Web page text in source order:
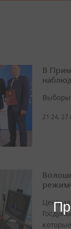
В
Выборы
21:24, 27